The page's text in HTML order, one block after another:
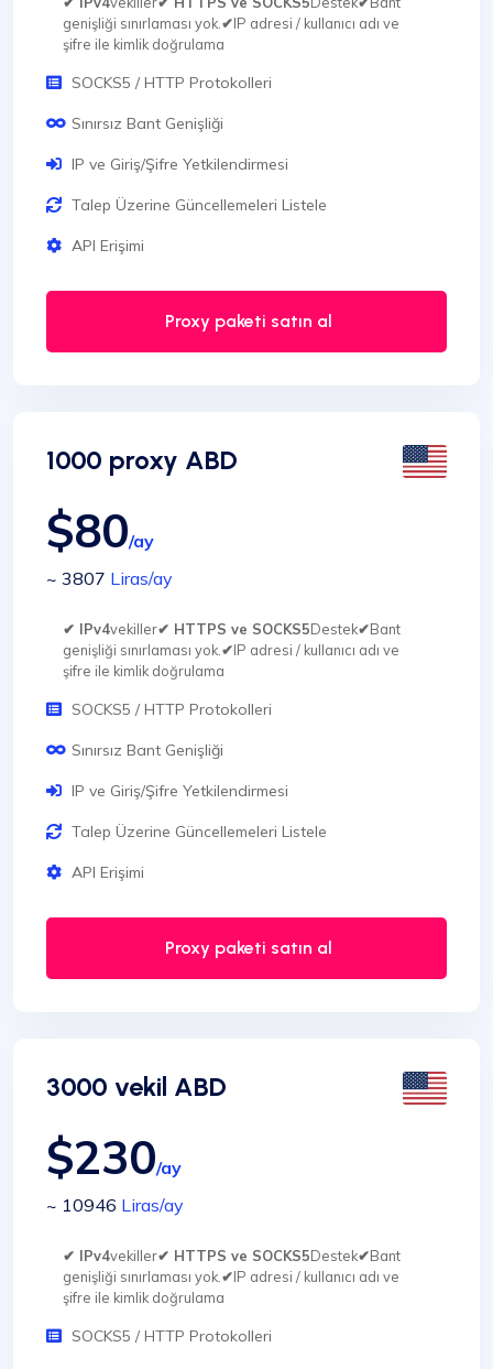
genişliği sınırlaması yok.✔IP adresi / kullanıcı adı ve
şifre ile kimlik doğrulama
SOCKS5 / HTTP Protokolleri
Sınırsız Bant Genişliği
IP ve Giriş/Şifre Yetkilendirmesi
Talep Üzerine Güncellemeleri Listele
API Erişimi
Proxy paketi satın al
1000 proxy ABD
$80/ay
~ 3807 Liras/ay
✔ IPv4vekiller✔ HTTPS ve SOCKS5Destek✔Bant
genişliği sınırlaması yok.✔IP adresi / kullanıcı adı ve
şifre ile kimlik doğrulama
SOCKS5 / HTTP Protokolleri
Sınırsız Bant Genişliği
IP ve Giriş/Şifre Yetkilendirmesi
Talep Üzerine Güncellemeleri Listele
API Erişimi
Proxy paketi satın al
3000 vekil ABD
$230/ay
~ 10946 Liras/ay
✔ IPv4vekiller✔ HTTPS ve SOCKS5Destek✔Bant
genişliği sınırlaması yok.✔IP adresi / kullanıcı adı ve
şifre ile kimlik doğrulama
SOCKS5 / HTTP Protokolleri